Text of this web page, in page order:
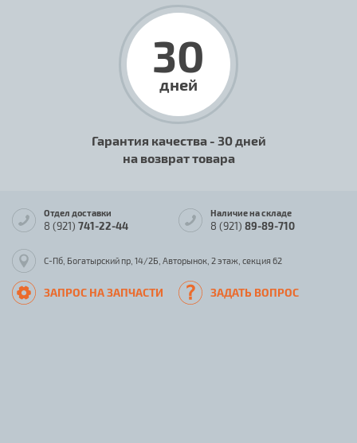
30
дней
Гарантия качества - 30 дней
на возврат товара
Отдел доставки
8 (921) 741-22-44
Наличие на складе
8 (921) 89-89-710
С-Пб, Богатырский пр, 14/2Б, Авторынок, 2 этаж, секция 62
ЗАПРОС НА ЗАПЧАСТИ ЗАДАТЬ ВОПРОС